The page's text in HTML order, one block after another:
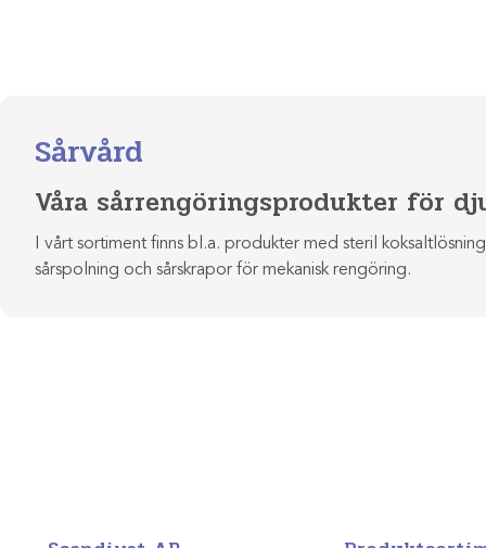
Sårvård
Våra sårrengöringsprodukter för
I vårt sortiment finns bl.a. produkter med steril
sårspolning och sårskrapor för mekanisk rengöring.